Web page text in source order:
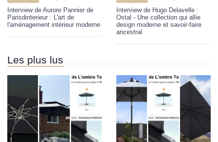
Interview de Aurore Pannier de
Parisdinterieur : L'art de
l'aménagement intérieur moderne
Interview de Hugo Delavelle :
Ostal - Une collection qui allie
design moderne et savoir-faire
ancestral
Les plus lus